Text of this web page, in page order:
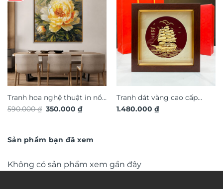
Tranh hoa nghệ thuật in nổi
3D hiệu ứng dát vàng
590.000₫ Giá
350.000₫Giá
Tranh dát vàng cao cấp
thuận buồm xuôi gió TDV17
1.480.000 ₫
Sản phẩm bạn đã xem
Không có sản phẩm xem gần đây